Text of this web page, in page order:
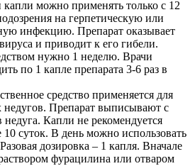
можно применять только с 12
на герпетическую или
инфекцию. Препарат оказывает
и приводит к его гибели.
нужно 1 неделю. Врачи
по 1 капле препарата 3-6 раз в
средство применяется для
недугов. Препарат выписывают с
Капли не рекомендуется
суток. В день можно использовать
дозировка – 1 капля. Вначале
фурацилина или отваром